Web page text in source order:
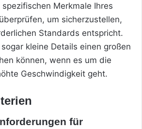
Merkmale Ihres
um sicherzustellen,
Standards entspricht.
kleine Details einen großen
können, wenn es um die
Geschwindigkeit geht.
für